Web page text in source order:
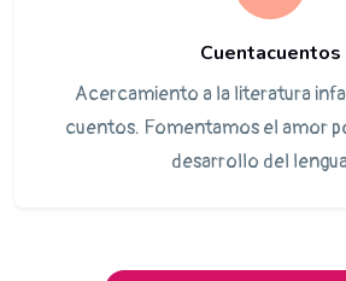
Cuentacuentos
Acercamiento a la literatura
cuentos. Fomentamos el amor
desarrollo del